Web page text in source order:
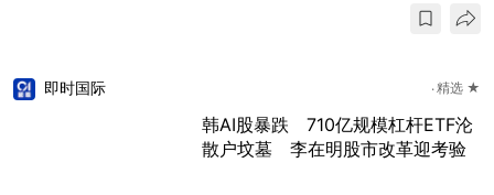
即时国际 精选 ★
韩AI股暴跌 710亿规模杠杆ETF沦
散户坟墓 李在明股市改革迎考验